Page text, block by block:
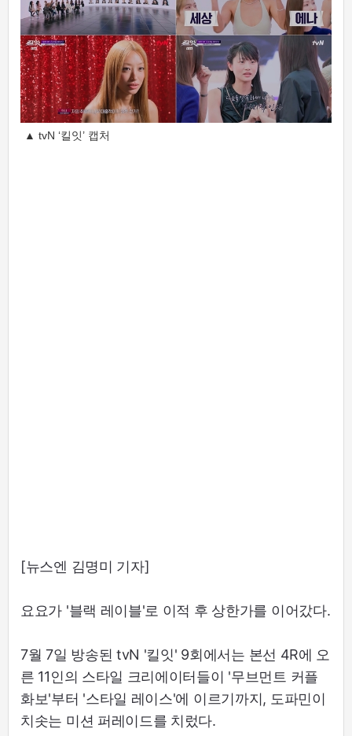
▲ tvN ‘킬잇’ 캡처
[뉴스엔 김명미 기자]
요요가 '블랙 레이블'로 이적 후 상한가를 이어갔다.
7월 7일 방송된 tvN '킬잇' 9회에서는 본선 4R에 오
른 11인의 스타일 크리에이터들이 '무브먼트 커플
화보'부터 '스타일 레이스'에 이르기까지, 도파민이
치솟는 미션 퍼레이드를 치렀다.